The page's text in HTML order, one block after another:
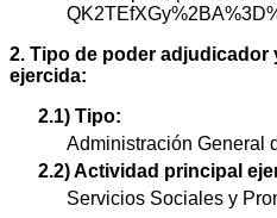
2. Tipo de poder adjudicador
ejercida:
2.1) Tipo:
Administración General
2.2) Actividad principal
Servicios Sociales y